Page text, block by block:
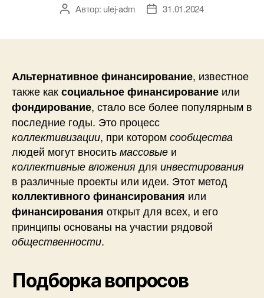
АвторАвтор: ulej-adm
Дата31.01.2024
Альтернативное финансирование, известное
также каксоциальное финансирование или
фондирование, стало все более популярным в
последние годы. Это процесс
коллективизации, при котором сообщества
людей могут вносить массовые и
коллективные вложения для инвестирования
в различные проекты или идеи. Этот метод
коллективного финансирования или
финансирования открыт для всех, и его
принципы основаны на участии рядовой
общественности.
Подборка вопросов